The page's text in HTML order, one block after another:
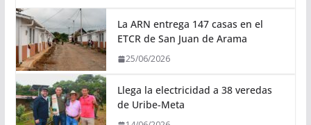
La ARN entrega 147 casas en el
ETCR de San Juan de Arama
25/06/2026
Llega la electricidad a 38 veredas
de Uribe-Meta